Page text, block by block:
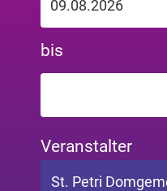
bis
Veranstalter
St. Petri